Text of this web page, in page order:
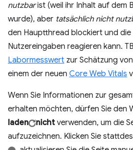
nutzbarist (weil ihr Inhalt auf dem
wurde), aber tatsächlich nicht
den Hauptthread blockiert und
Nutzereingaben reagieren kann.
Labormesswert zur Schätzung
einem der neuen Core Web Vitals
Wenn Sie Informationen zur
erhalten möchten, dürfen Sie den
laden
nicht verwenden, um die
aufzuzeichnen. Klicken Sie